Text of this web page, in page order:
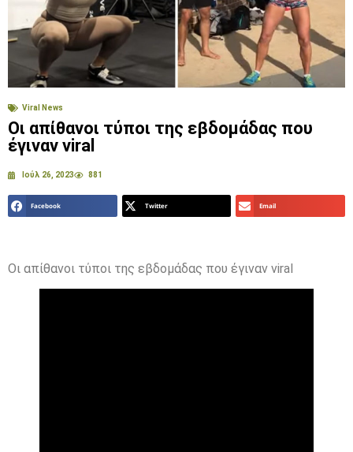
Viral News
Οι απίθανοι τύποι της εβδομάδας που
έγιναν viral
Ιούλ 26, 2023 881
Facebook Twitter Email
Οι απίθανοι τύποι της εβδομάδας που έγιναν viral